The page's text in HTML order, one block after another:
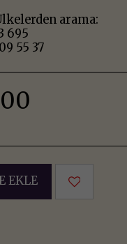
arama:
695
55 37
EKLE